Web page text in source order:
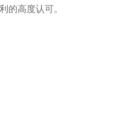
的高度认可。